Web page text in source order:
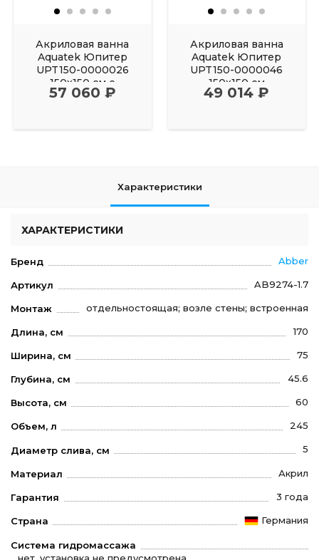
Акриловая ванна
Aquatek Юпитер
UPT150-0000026
150х150 см с
фронтальным
57 060 ₽
Акриловая ванна
Aquatek Юпитер
UPT150-0000046
150х150 см
49 014 ₽
Характеристики
ХАРАКТЕРИСТИКИ
Бренд Abber
Артикул AB9274-1.7
Монтаж отдельностоящая; возле стены; встроенная
Длина, см 170
Ширина, см 75
Глубина, см 45.6
Высота, см 60
Объем, л 245
Диаметр слива, см 5
Материал Акрил
Гарантия 3 года
Страна Германия
Система гидромассажа
нет, установка не предусмотрена